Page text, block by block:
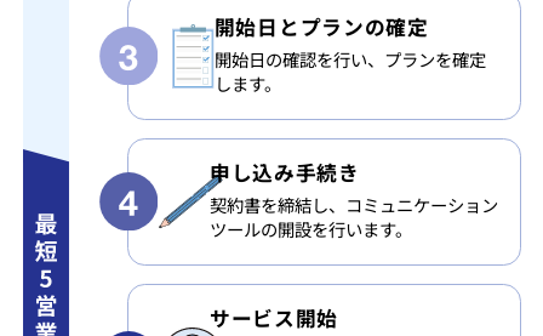
開始日とプランの確定
開始日の確認を行い、プランを確定
します。
申し込み手続き
契約書を締結し、コミュニケーション
ツールの開設を行います。
サービス開始